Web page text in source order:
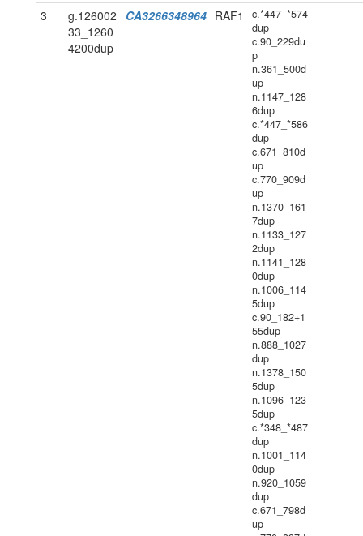
3
g.126002
33_1260
4200dup
CA3266348964 RAF1
c.*447_*574
dup
c.90_229du
p
n.361_500d
up
n.1147_128
6dup
c.*447_*586
dup
c.671_810d
up
c.770_909d
up
n.1370_161
7dup
n.1133_127
2dup
n.1141_128
0dup
n.1006_114
5dup
c.90_182+1
55dup
n.888_1027
dup
n.1378_150
5dup
n.1096_123
5dup
c.*348_*487
dup
n.1001_114
0dup
n.920_1059
dup
c.671_798d
up